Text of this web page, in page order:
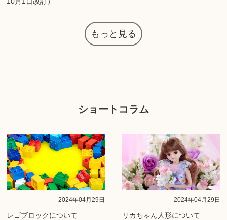
もっと見る
ショートコラム
2024年04月29日
レゴブロックについて
2024年04月29日
リカちゃん人形について